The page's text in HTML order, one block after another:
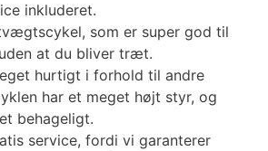
inkluderet.
som er super god til
at du bliver træt.
hurtigt i forhold til andre
har et meget højt styr, og
behageligt.
service, fordi vi garanterer